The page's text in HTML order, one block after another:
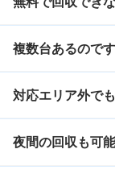
複数台あるので
対応エリア外で
夜間の回収も可